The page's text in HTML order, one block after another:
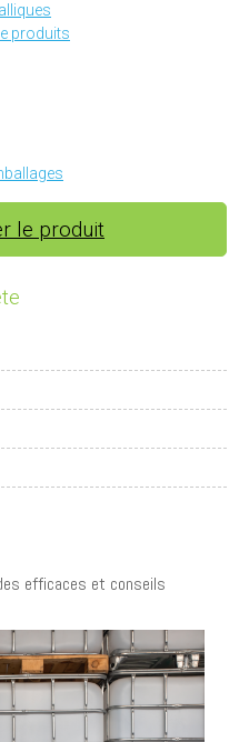
produits
le produit
efficaces et conseils